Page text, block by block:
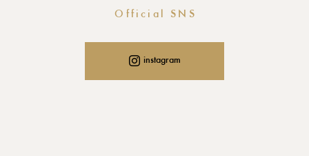
Official SNS
instagram